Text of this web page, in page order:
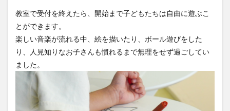
教室で受付を終えたら、開始まで子どもたちは自由に遊ぶこ
とができます。
楽しい音楽が流れる中、絵を描いたり、ボール遊びをした
り、人見知りなお子さんも慣れるまで無理をせず過ごしてい
ました。